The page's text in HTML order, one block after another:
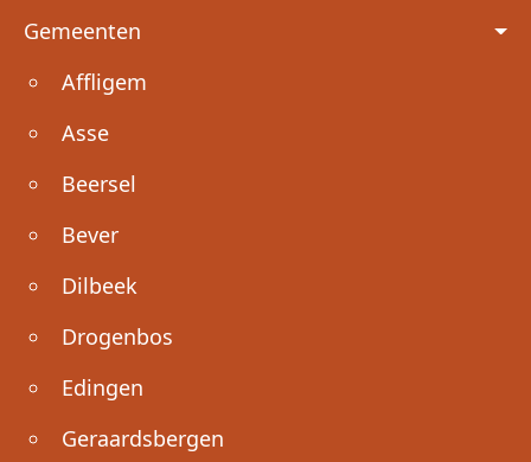
Voet
Gemeenten
Affligem
Asse
Beersel
Bever
Dilbeek
Drogenbos
Edingen
Geraardsbergen